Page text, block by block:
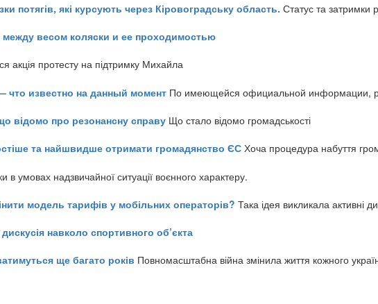
потягів, які курсують через Кіровоградську область. Статус та затримки
весом коляски и ее проходимостью
акція протесту на підтримку Михайла
известно на данный момент По имеющейся официальной информации,
відомо про резонансну справу Що стало відомо громадськості
та найшвидше отримати громадянство ЄС Хоча процедура набуття
в умовах надзвичайної ситуації воєнного характеру.
модель тарифів у мобільних операторів? Така ідея викликала активні
навколо спортивного об’єкта
ще багато років Повномасштабна війна змінила життя кожного